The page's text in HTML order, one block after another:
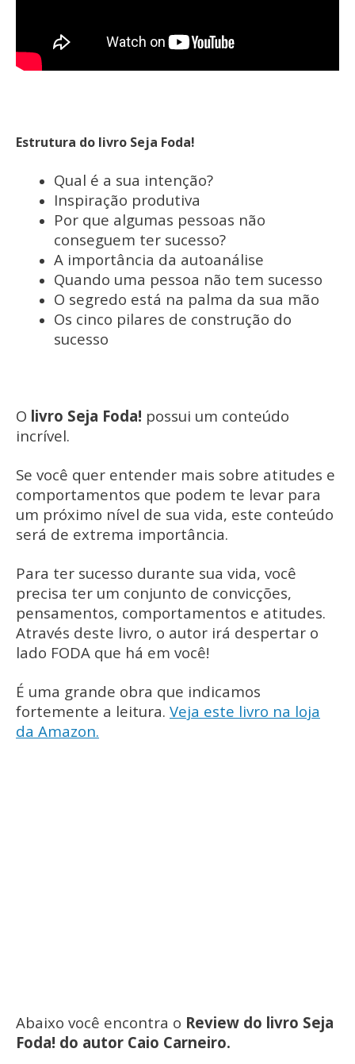
Estrutura do livro Seja Foda!
Qual é a sua intenção?
Inspiração produtiva
Por que algumas pessoas não
conseguem ter sucesso?
A importância da autoanálise
Quando uma pessoa não tem sucesso
O segredo está na palma da sua mão
Os cinco pilares de construção do
sucesso
O livro Seja Foda! possui um conteúdo
incrível.
Se você quer entender mais sobre atitudes e
comportamentos que podem te levar para
um próximo nível de sua vida, este conteúdo
será de extrema importância.
Para ter sucesso durante sua vida, você
precisa ter um conjunto de convicções,
pensamentos, comportamentos e atitudes.
Através deste livro, o autor irá despertar o
lado FODA que há em você!
É uma grande obra que indicamos
fortemente a leitura. Veja este livro na loja
da Amazon.
Abaixo você encontra o Review do livro Seja
Foda! do autor Caio Carneiro.